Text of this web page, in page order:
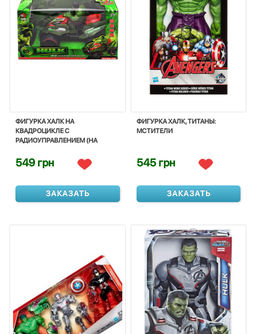
ФИГУРКА ХАЛК НА
КВАДРОЦИКЛЕ С
РАДИОУПРАВЛЕНИЕМ (НА
549 грн
ЗАКАЗАТЬ
ФИГУРКА ХАЛК, ТИТАНЫ:
МСТИТЕЛИ
545 грн
ЗАКАЗАТЬ